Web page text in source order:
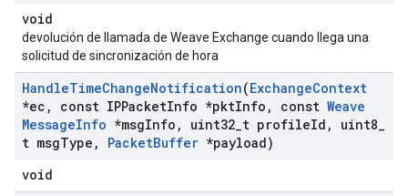
void
devolución de llamada de Weave Exchange cuando llega una
solicitud de sincronización de hora
HandleTimeChangeNotification(ExchangeContext
*ec , const IPPacketInfo *pktInfo , const Weave
MessageInfo *msgInfo , uint32 t profileId , uint8
t msgType , PacketBuffer *payload)
void